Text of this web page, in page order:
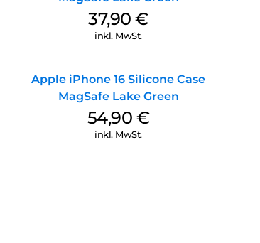
37,90€
inkl. MwSt.
Apple iPhone 16 Silicone Case
MagSafe Lake Green
54,90 €
inkl. MwSt.